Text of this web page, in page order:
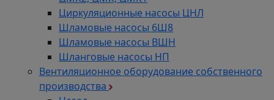
Циркуляционные насосы ЦНЛ
Шламовые насосы 6Ш8
Шламовые насосы ВШН
Шланговые насосы НП
Вентиляционное оборудование собственного
производства